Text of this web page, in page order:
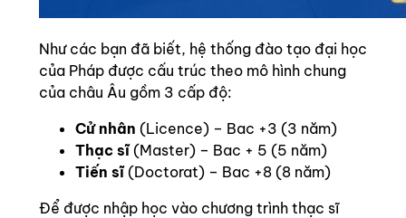
Như các bạn đã biết, hệ thống đào tạo đại học
của Pháp được cấu trúc theo mô hình chung
của châu Âu gồm 3 cấp độ:
Cử nhân (Licence) – Bac +3 (3 năm)
Thạc sĩ(Master) – Bac + 5 (5 năm)
Tiến sĩ(Doctorat) – Bac +8 (8 năm)
Để được nhập học vào chương trình thạc sĩ